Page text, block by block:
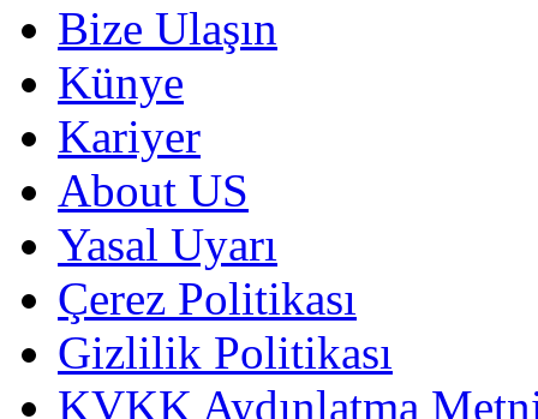
Bize Ulaşın
Künye
Kariyer
About US
Yasal Uyarı
Çerez Politikası
Gizlilik Politikası
KVKK Aydınlatma